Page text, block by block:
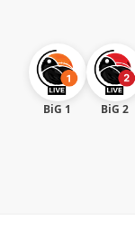
BiG 1 BiG 2